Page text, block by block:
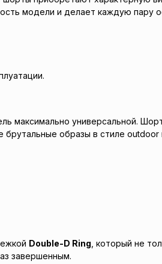
модели и делает каждую пару
универсальной.
образы в стиле outdoor
Double-D Ring , который не
завершенным.